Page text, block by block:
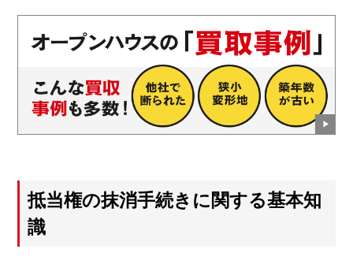
抵当権の抹消手続きに関する基本知
識